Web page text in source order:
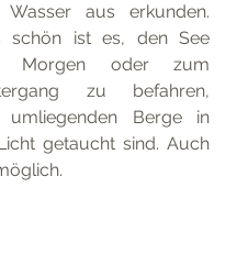
aus erkunden.
schön ist es, den See
Morgen oder zum
zu befahren,
Berge in
getaucht sind. Auch